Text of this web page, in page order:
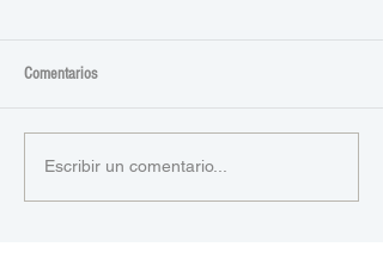
Comentarios
Escribir un comentario...